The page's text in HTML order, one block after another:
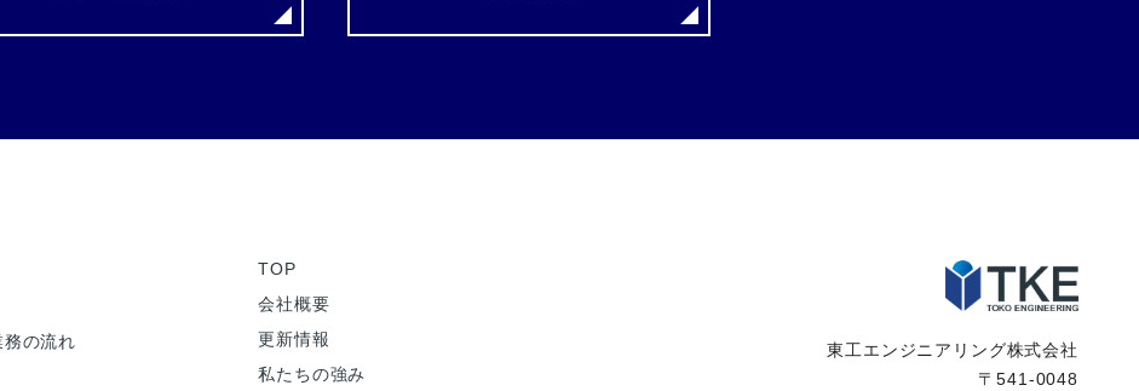
の流れ
TOP
会社概要
更新情報
私たちの強み
東工エンジニアリング株式会社
〒541-0048